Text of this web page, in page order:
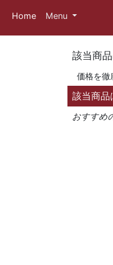
Home Menu
該当商
価格を徹
該当商品
おすすめ